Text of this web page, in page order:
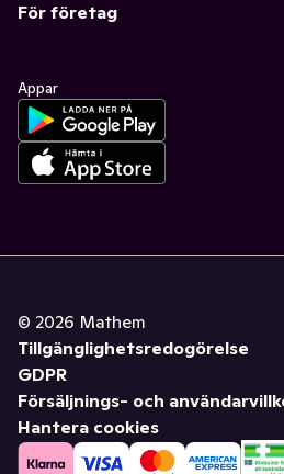
För företag
Appar
© 2026 Mathem
Tillgänglighetsredogörelse
GDPR
Försäljnings- och
Hantera cookies